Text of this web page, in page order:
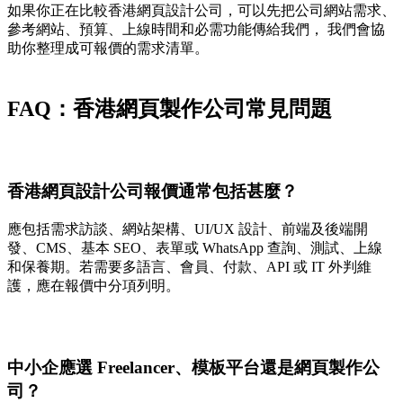
如果你正在比較香港網頁設計公司，可以先把公司網站需求、
參考網站、預算、上線時間和必需功能傳給我們， 我們會協
助你整理成可報價的需求清單。
FAQ：香港網頁製作公司常見問題
香港網頁設計公司報價通常包括甚麼？
應包括需求訪談、網站架構、UI/UX 設計、前端及後端開
發、CMS、基本 SEO、表單或 WhatsApp 查詢、測試、上線
和保養期。若需要多語言、會員、付款、API 或 IT 外判維
護，應在報價中分項列明。
中小企應選 Freelancer、模板平台還是網頁製作公
司？